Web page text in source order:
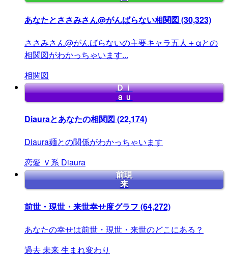
あなたとささみさん@がんばらない相関図 (30,323)
ささみさん@がんばらないの主要キャラ五人＋αとの
相関図がわかっちゃいます...
相関図
Ｄｉ
ａｕ
Diauraとあなたの相関図 (22,174)
Diaura麺との関係がわかっちゃいます
恋愛 Ｖ系 Diaura
前現
来
前世・現世・来世幸せ度グラフ (64,272)
あなたの幸せは前世・現世・来世のどこにある？
過去未来生まれ変わり